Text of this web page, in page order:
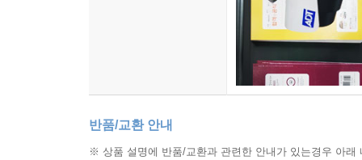
반품/교환 안내
※ 상품 설명에 반품/교환과 관련한 안내가 있는경우 아